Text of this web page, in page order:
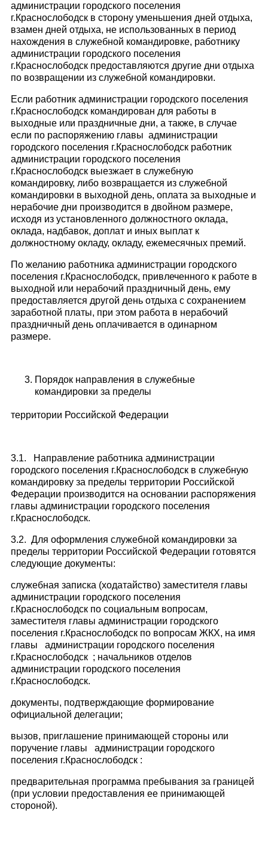
администрации городского поселения
г.Краснослободск в сторону уменьшения дней отдыха,
взамен дней отдыха, не использованных в период
нахождения в служебной командировке, работнику
администрации городского поселения
г.Краснослободск предоставляются другие дни отдыха
по возвращении из служебной командировки.
Если работник администрации городского поселения
г.Краснослободск командирован для работы в
выходные или праздничные дни, а также, в случае
если по распоряжению главы администрации
городского поселения г.Краснослободск работник
администрации городского поселения
г.Краснослободск выезжает в служебную
командировку, либо возвращается из служебной
командировки в выходной день, оплата за выходные и
нерабочие дни производится в двойном размере,
исходя из установленного должностного оклада,
оклада, надбавок, доплат и иных выплат к
должностному окладу, окладу, ежемесячных премий.
По желанию работника администрации городского
поселения г.Краснослободск, привлеченного к работе в
выходной или нерабочий праздничный день, ему
предоставляется другой день отдыха с сохранением
заработной платы, при этом работа в нерабочий
праздничный день оплачивается в одинарном
размере.
Порядок направления в служебные
командировки за пределы
территории Российской Федерации
3.1. Направление работника администрации
городского поселения г.Краснослободск в служебную
командировку за пределы территории Российской
Федерации производится на основании распоряжения
главы администрации городского поселения
г.Краснослободск.
3.2. Для оформления служебной командировки за
пределы территории Российской Федерации готовятся
следующие документы:
служебная записка (ходатайство) заместителя главы
администрации городского поселения
г.Краснослободск по социальным вопросам,
заместителя главы администрации городского
поселения г.Краснослободск по вопросам ЖКХ, на имя
главы администрации городского поселения
г.Краснослободск ; начальников отделов
администрации городского поселения
г.Краснослободск.
документы, подтверждающие формирование
официальной делегации;
вызов, приглашение принимающей стороны или
поручение главы администрации городского
поселения г.Краснослободск :
предварительная программа пребывания за границей
(при условии предоставления ее принимающей
стороной).